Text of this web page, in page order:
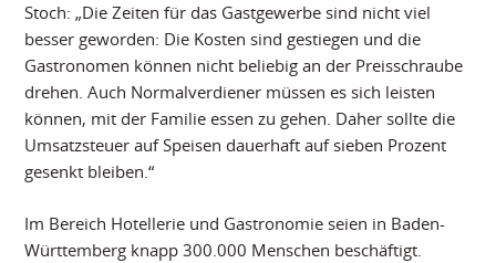
Stoch: „Die Zeiten für das Gastgewerbe sind nicht viel
besser geworden: Die Kosten sind gestiegen und die
Gastronomen können nicht beliebig an der Preisschraube
drehen. Auch Normalverdiener müssen es sich leisten
können, mit der Familie essen zu gehen. Daher sollte die
Umsatzsteuer auf Speisen dauerhaft auf sieben Prozent
gesenkt bleiben.“
Im Bereich Hotellerie und Gastronomie seien in Baden-
Württemberg knapp 300.000 Menschen beschäftigt.